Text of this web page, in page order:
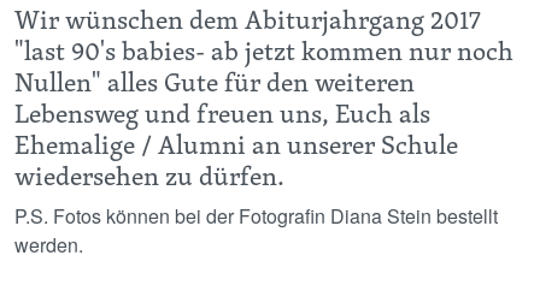
Wir wünschen dem Abiturjahrgang 2017
"last 90's babies- ab jetzt kommen nur noch
Nullen" alles Gute für den weiteren
Lebensweg und freuen uns, Euch als
Ehemalige / Alumni an unserer Schule
wiedersehen zu dürfen.
P.S. Fotos können bei der Fotografin Diana Stein bestellt
werden.